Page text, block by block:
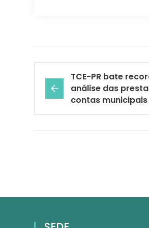
TCE-PR bate
análise das
contas municipais